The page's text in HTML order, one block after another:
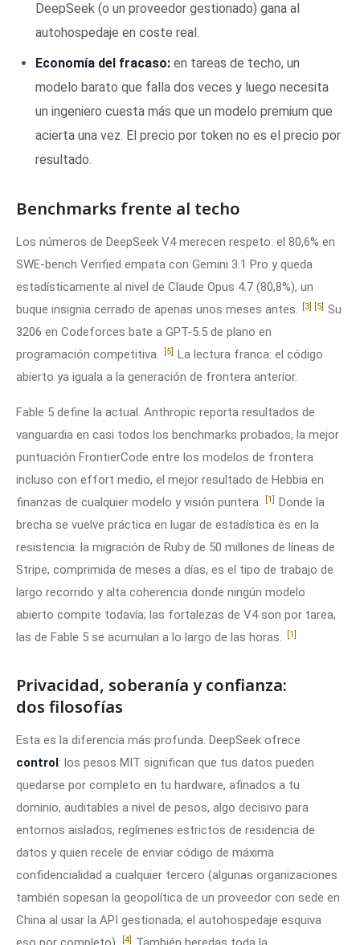
DeepSeek (o un proveedor gestionado) gana al
autohospedaje en coste real.
Economía del fracaso: en tareas de techo, un
modelo barato que falla dos veces y luego necesita
un ingeniero cuesta más que un modelo premium que
acierta una vez. El precio por token no es el precio por
resultado.
Benchmarks frente al techo
Los números de DeepSeek V4 merecen respeto: el 80,6% en
SWE-bench Verified empata con Gemini 3.1 Pro y queda
estadísticamente al nivel de Claude Opus 4.7 (80,8%), un
buque insignia cerrado de apenas unos meses antes.
[3] [5]
Su
3206 en Codeforces bate a GPT-5.5 de plano en
programación competitiva.
[5]
La lectura franca: el código
abierto ya iguala a la generación de frontera anterior.
Fable 5 define la actual. Anthropic reporta resultados de
vanguardia en casi todos los benchmarks probados, la mejor
puntuación FrontierCode entre los modelos de frontera
incluso con effort medio, el mejor resultado de Hebbia en
finanzas de cualquier modelo y visión puntera.
[1]
Donde la
brecha se vuelve práctica en lugar de estadística es en la
resistencia: la migración de Ruby de 50 millones de líneas de
Stripe, comprimida de meses a días, es el tipo de trabajo de
largo recorrido y alta coherencia donde ningún modelo
abierto compite todavía; las fortalezas de V4 son por tarea,
las de Fable 5 se acumulan a lo largo de las horas.
[1]
Privacidad, soberanía y confianza:
dos filosofías
Esta es la diferencia más profunda. DeepSeek ofrece
control: los pesos MIT significan que tus datos pueden
quedarse por completo en tu hardware, afinados a tu
dominio, auditables a nivel de pesos, algo decisivo para
entornos aislados, regímenes estrictos de residencia de
datos y quien recele de enviar código de máxima
confidencialidad a cualquier tercero (algunas organizaciones
también sopesan la geopolítica de un proveedor con sede en
China al usar la API gestionada; el autohospedaje esquiva
[4]